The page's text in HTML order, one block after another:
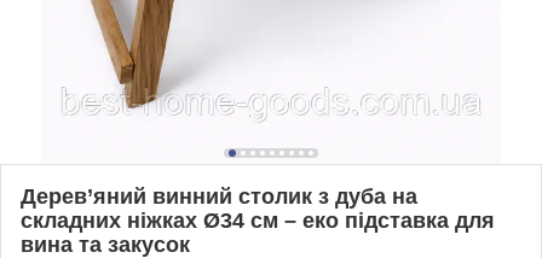
Дерев’яний винний столик з дуба на
складних ніжках Ø34 см – еко підставка для
вина та закусок